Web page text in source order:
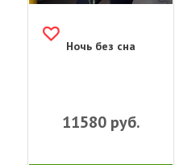
Ночь без сна
11580руб.